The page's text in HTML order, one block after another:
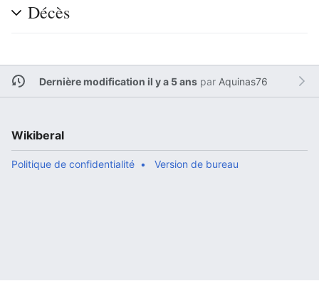
Décès
Dernière modification il y a 5 anspar Aquinas76
Wikiberal
Politique de confidentialité Version de bureau